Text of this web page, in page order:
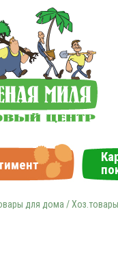
для дома / Хоз.товары